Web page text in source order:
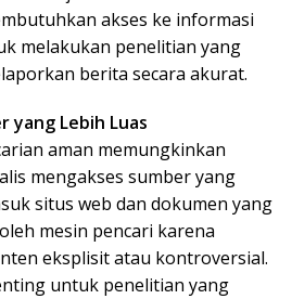
akses ke informasi
melakukan penelitian yang
berita secara akurat.
yang Lebih Luas
aman memungkinkan
mengakses sumber yang
situs web dan dokumen yang
mesin pencari karena
eksplisit atau kontroversial.
untuk penelitian yang